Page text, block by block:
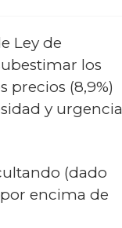
Ley de
los
precios (8,9%)
y urgencia
(dado
encima de